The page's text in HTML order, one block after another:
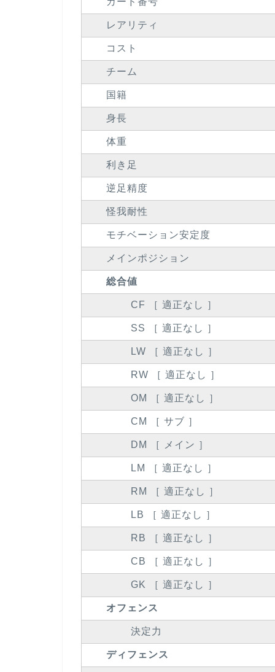
レアリティ
コスト
チーム
国籍
身長
体重
利き足
逆足精度
怪我耐性
モチベーション安定度
メインポジション
総合値
CF ［ 適正なし ］
SS ［ 適正なし ］
LW ［ 適正なし ］
RW ［ 適正なし ］
OM ［ 適正なし ］
CM ［ サブ ］
DM ［ メイン ］
LM ［ 適正なし ］
RM ［ 適正なし ］
LB ［ 適正なし ］
RB ［ 適正なし ］
CB ［ 適正なし ］
GK ［ 適正なし ］
オフェンス
決定力
ディフェンス